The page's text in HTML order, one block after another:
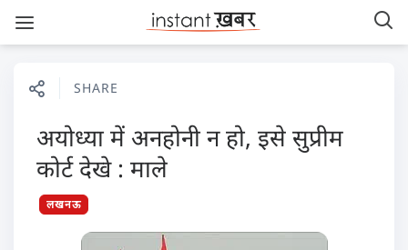
SHARE
अयोध्या में अनहोनी न हो, इसे सुप्रीम
कोर्ट देखे : माले
लखनऊ